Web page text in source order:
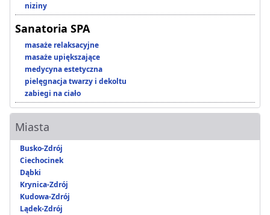
niziny
Sanatoria SPA
masaże relaksacyjne
masaże upiększające
medycyna estetyczna
pielęgnacja twarzy i dekoltu
zabiegi na ciało
Miasta
Busko-Zdrój
Ciechocinek
Dąbki
Krynica-Zdrój
Kudowa-Zdrój
Lądek-Zdrój